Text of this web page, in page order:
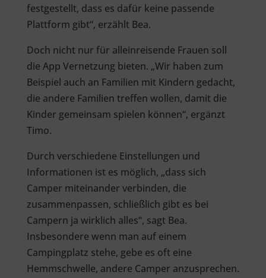
festgestellt, dass es dafür keine passende
Plattform gibt“, erzählt Bea.
Doch nicht nur für alleinreisende Frauen soll
die App Vernetzung bieten. „Wir haben zum
Beispiel auch an Familien mit Kindern gedacht,
die andere Familien treffen wollen, damit die
Kinder gemeinsam spielen können“, ergänzt
Timo.
Durch verschiedene Einstellungen und
Informationen ist es möglich, „dass sich
Camper miteinander verbinden, die
zusammenpassen, schließlich gibt es bei
Campern ja wirklich alles“, sagt Bea.
Insbesondere wenn man auf einem
Campingplatz stehe, gebe es oft eine
Hemmschwelle, andere Camper anzusprechen.